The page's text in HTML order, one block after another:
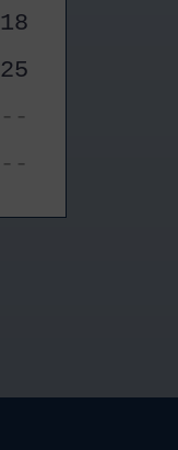
18
25
--
--